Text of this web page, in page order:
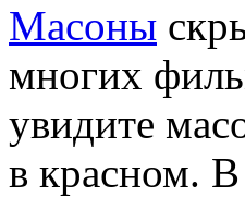
Масоны
многих
увидите
в красном.